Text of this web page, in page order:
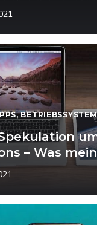
,BETRIEBSSYSTEM
Spekulation
– Was